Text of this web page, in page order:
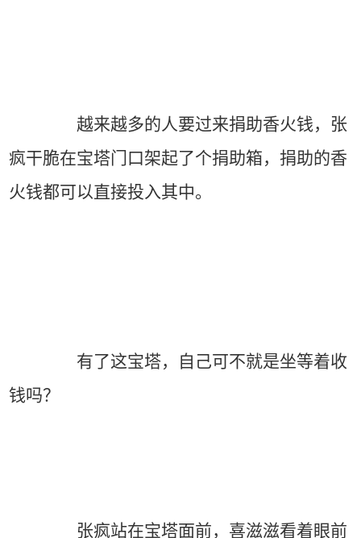
越来越多的人要过来捐助香火钱，张
疯干脆在宝塔门口架起了个捐助箱，捐助的香
火钱都可以直接投入其中。
有了这宝塔，自己可不就是坐等着收
钱吗？
张疯站在宝塔面前，喜滋滋看着眼前